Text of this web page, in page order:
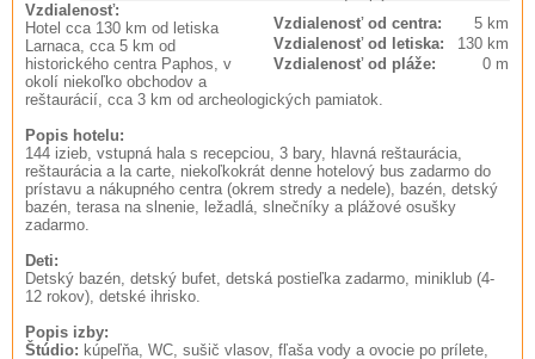
Vzdialenosť od centra:
5 km
Vzdialenosť od letiska:
130 km
Vzdialenosť od pláže:
0 m
Vzdialenosť:
Hotel cca 130 km od letiska
Larnaca, cca 5 km od
historického centra Paphos, v
okolí niekoľko obchodov a
reštaurácií, cca 3 km od archeologických pamiatok.
Popis hotelu:
144 izieb, vstupná hala s recepciou, 3 bary, hlavná reštaurácia,
reštaurácia a la carte, niekoľkokrát denne hotelový bus zadarmo do
prístavu a nákupného centra (okrem stredy a nedele), bazén, detský
bazén, terasa na slnenie, ležadlá, slnečníky a plážové osušky
zadarmo.
Deti:
Detský bazén, detský bufet, detská postieľka zadarmo, miniklub (4-
12 rokov), detské ihrisko.
Popis izby:
Štúdio: kúpeľňa, WC, sušič vlasov, fľaša vody a ovocie po prílete,